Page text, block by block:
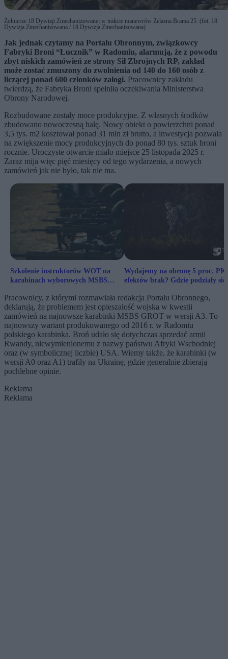
Żołnierze 18 Dywizji Zmechanizowanej w trakcie manewrów Żelazna Brama 25. (fot. 18
Dywizja Zmechanizowana / 18 Dywizja Zmechanizowana)
Jak jednak czytamy na Portalu Obronnym, związkowcy
Fabryki Broni “Łucznik” w Radomiu, alarmują, że z powodu
zbyt niskich zamówień ze strony Sił Zbrojnych RP, zakład
może zostać zmuszony do zwolnienia od 140 do 160 osób z
liczącej ponad 600 członków załogi. Pracownicy zakładu
twierdzą, że Fabryka Broni spełniła oczekiwania Ministerstwa
Obrony Narodowej.
Rozbudowane zostały moce produkcyjne. Z własnych środków
zbudowano nowoczesną halę. Nowy obiekt o powierzchni ponad
3,5 tys. m2 kosztował ponad 31 mln zł brutto, a inwestycja pozwala
na zwiększenie mocy produkcyjnych do ponad 80 tys. sztuk broni
rocznie. Uroczyste otwarcie miało miejsce 25 listopada 2025 r.
Zaraz mija więc pięć miesięcy od tego wydarzenia, a nowych
zamówień jak nie było, tak nie ma.
Szkolenie instruktorów WOT na
karabinach wyborowych MSBS
Wydajemy na obronę 5 proc.
efektów brak? Gdzie podziały się
Pracownicy, z którymi rozmawiała redakcja Portalu Obronnego,
deklarują, że problemem jest opieszałość wojska w kwestii
zamówień na najnowsze karabinki MSBS GROT w wersji A3. To
najnowszy wariant produkowanego od 2016 r. w Radomiu
polskiego karabinka. Broń udało się dotychczas sprzedać armii
Rwandy, niewymienionemu z nazwy państwu Afryki Wschodniej
oraz (w symbolicznej liczbie) USA. Wiemy także, że karabinki (w
wersji A0 oraz A1) trafiły na Ukrainę, gdzie generalnie zbierają
pochlebne opinie.
Reklama
Reklama